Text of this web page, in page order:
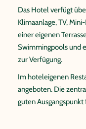
Das Hotel verfügt
Klimaanlage, TV,
einer eigenen
Swimmingpools und
zur Verfügung.
Im hoteleigenen
angeboten. Die
guten